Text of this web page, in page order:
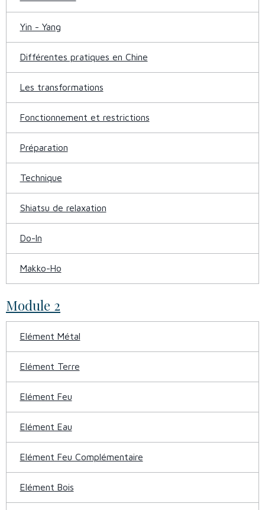
Yin - Yang
Différentes pratiques en Chine
Les transformations
Fonctionnement et restrictions
Préparation
Technique
Shiatsu de relaxation
Do-In
Makko-Ho
Module 2
Elément Métal
Elément Terre
Elément Feu
Elément Eau
Elément Feu Complémentaire
Elément Bois